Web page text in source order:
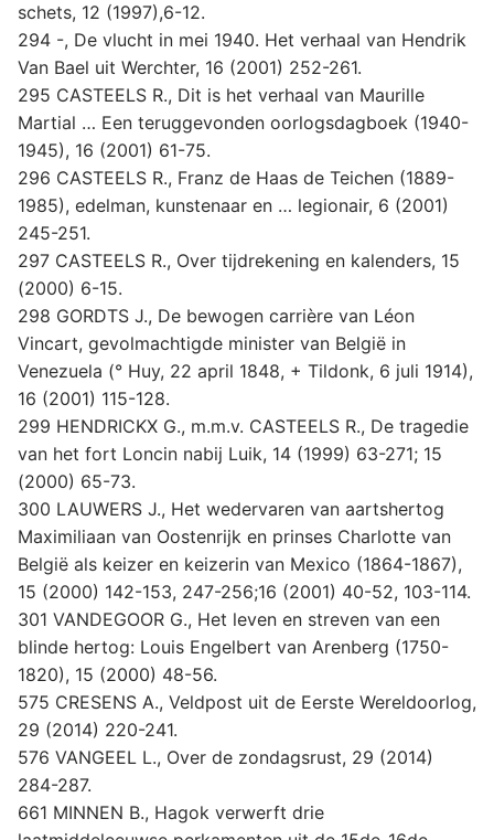
schets, 12 (1997),6-12.
294 -, De vlucht in mei 1940. Het verhaal van Hendrik
Van Bael uit Werchter, 16 (2001) 252-261.
295 CASTEELS R., Dit is het verhaal van Maurille
Martial … Een teruggevonden oorlogsdagboek (1940-
1945), 16 (2001) 61-75.
296 CASTEELS R., Franz de Haas de Teichen (1889-
1985), edelman, kunstenaar en … legionair, 6 (2001)
245-251.
297 CASTEELS R., Over tijdrekening en kalenders, 15
(2000) 6-15.
298 GORDTS J., De bewogen carrière van Léon
Vincart, gevolmachtigde minister van België in
Venezuela (° Huy, 22 april 1848, + Tildonk, 6 juli 1914),
16 (2001) 115-128.
299 HENDRICKX G., m.m.v. CASTEELS R., De tragedie
van het fort Loncin nabij Luik, 14 (1999) 63-271; 15
(2000) 65-73.
300 LAUWERS J., Het wedervaren van aartshertog
Maximiliaan van Oostenrijk en prinses Charlotte van
België als keizer en keizerin van Mexico (1864-1867),
15 (2000) 142-153, 247-256;16 (2001) 40-52, 103-114.
301 VANDEGOOR G., Het leven en streven van een
blinde hertog: Louis Engelbert van Arenberg (1750-
1820), 15 (2000) 48-56.
575 CRESENS A., Veldpost uit de Eerste Wereldoorlog,
29 (2014) 220-241.
576 VANGEEL L., Over de zondagsrust, 29 (2014)
284-287.
661 MINNEN B., Hagok verwerft drie